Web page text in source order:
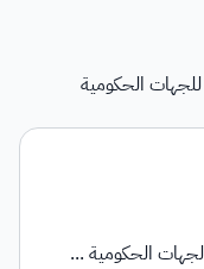
الحكومية
...